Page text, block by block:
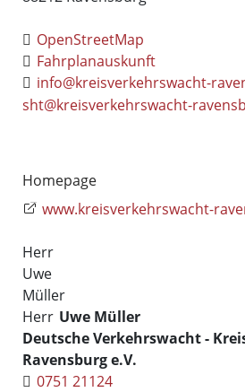
OpenStreetMap
Fahrplanauskunft
info@kreisverkehrswacht-
sht@kreisverkehrswacht-
Homepage
www.kreisverkehrswacht-
Herr
Uwe
Müller
Herr Uwe Müller
Deutsche Verkehrswacht -
Ravensburg e.V.
0751 21124